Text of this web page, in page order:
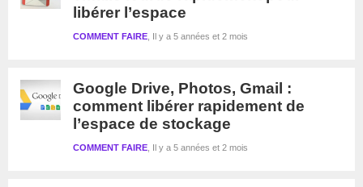
libérer l’espace
Il y a 5 années et 2 mois
COMMENT FAIRE
Google Drive, Photos, Gmail :
comment libérer rapidement de
l’espace de stockage
Il y a 5 années et 2 mois
COMMENT FAIRE